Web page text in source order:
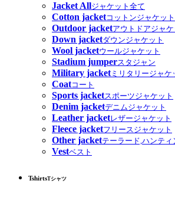
Jacket Allジャケット全て
Cotton jacketコットンジャケット
Outdoor jacketアウトドアジャケ
Down jacketダウンジャケット
Wool jacketウールジャケット
Stadium jumperスタジャン
Military jacketミリタリージャケ
Coatコート
Sports jacketスポーツジャケット
Denim jacketデニムジャケット
Leather jacketレザージャケット
Fleece jacketフリースジャケット
Other jacketテーラード,ハンティ
Vestベスト
TshirtsTシャツ